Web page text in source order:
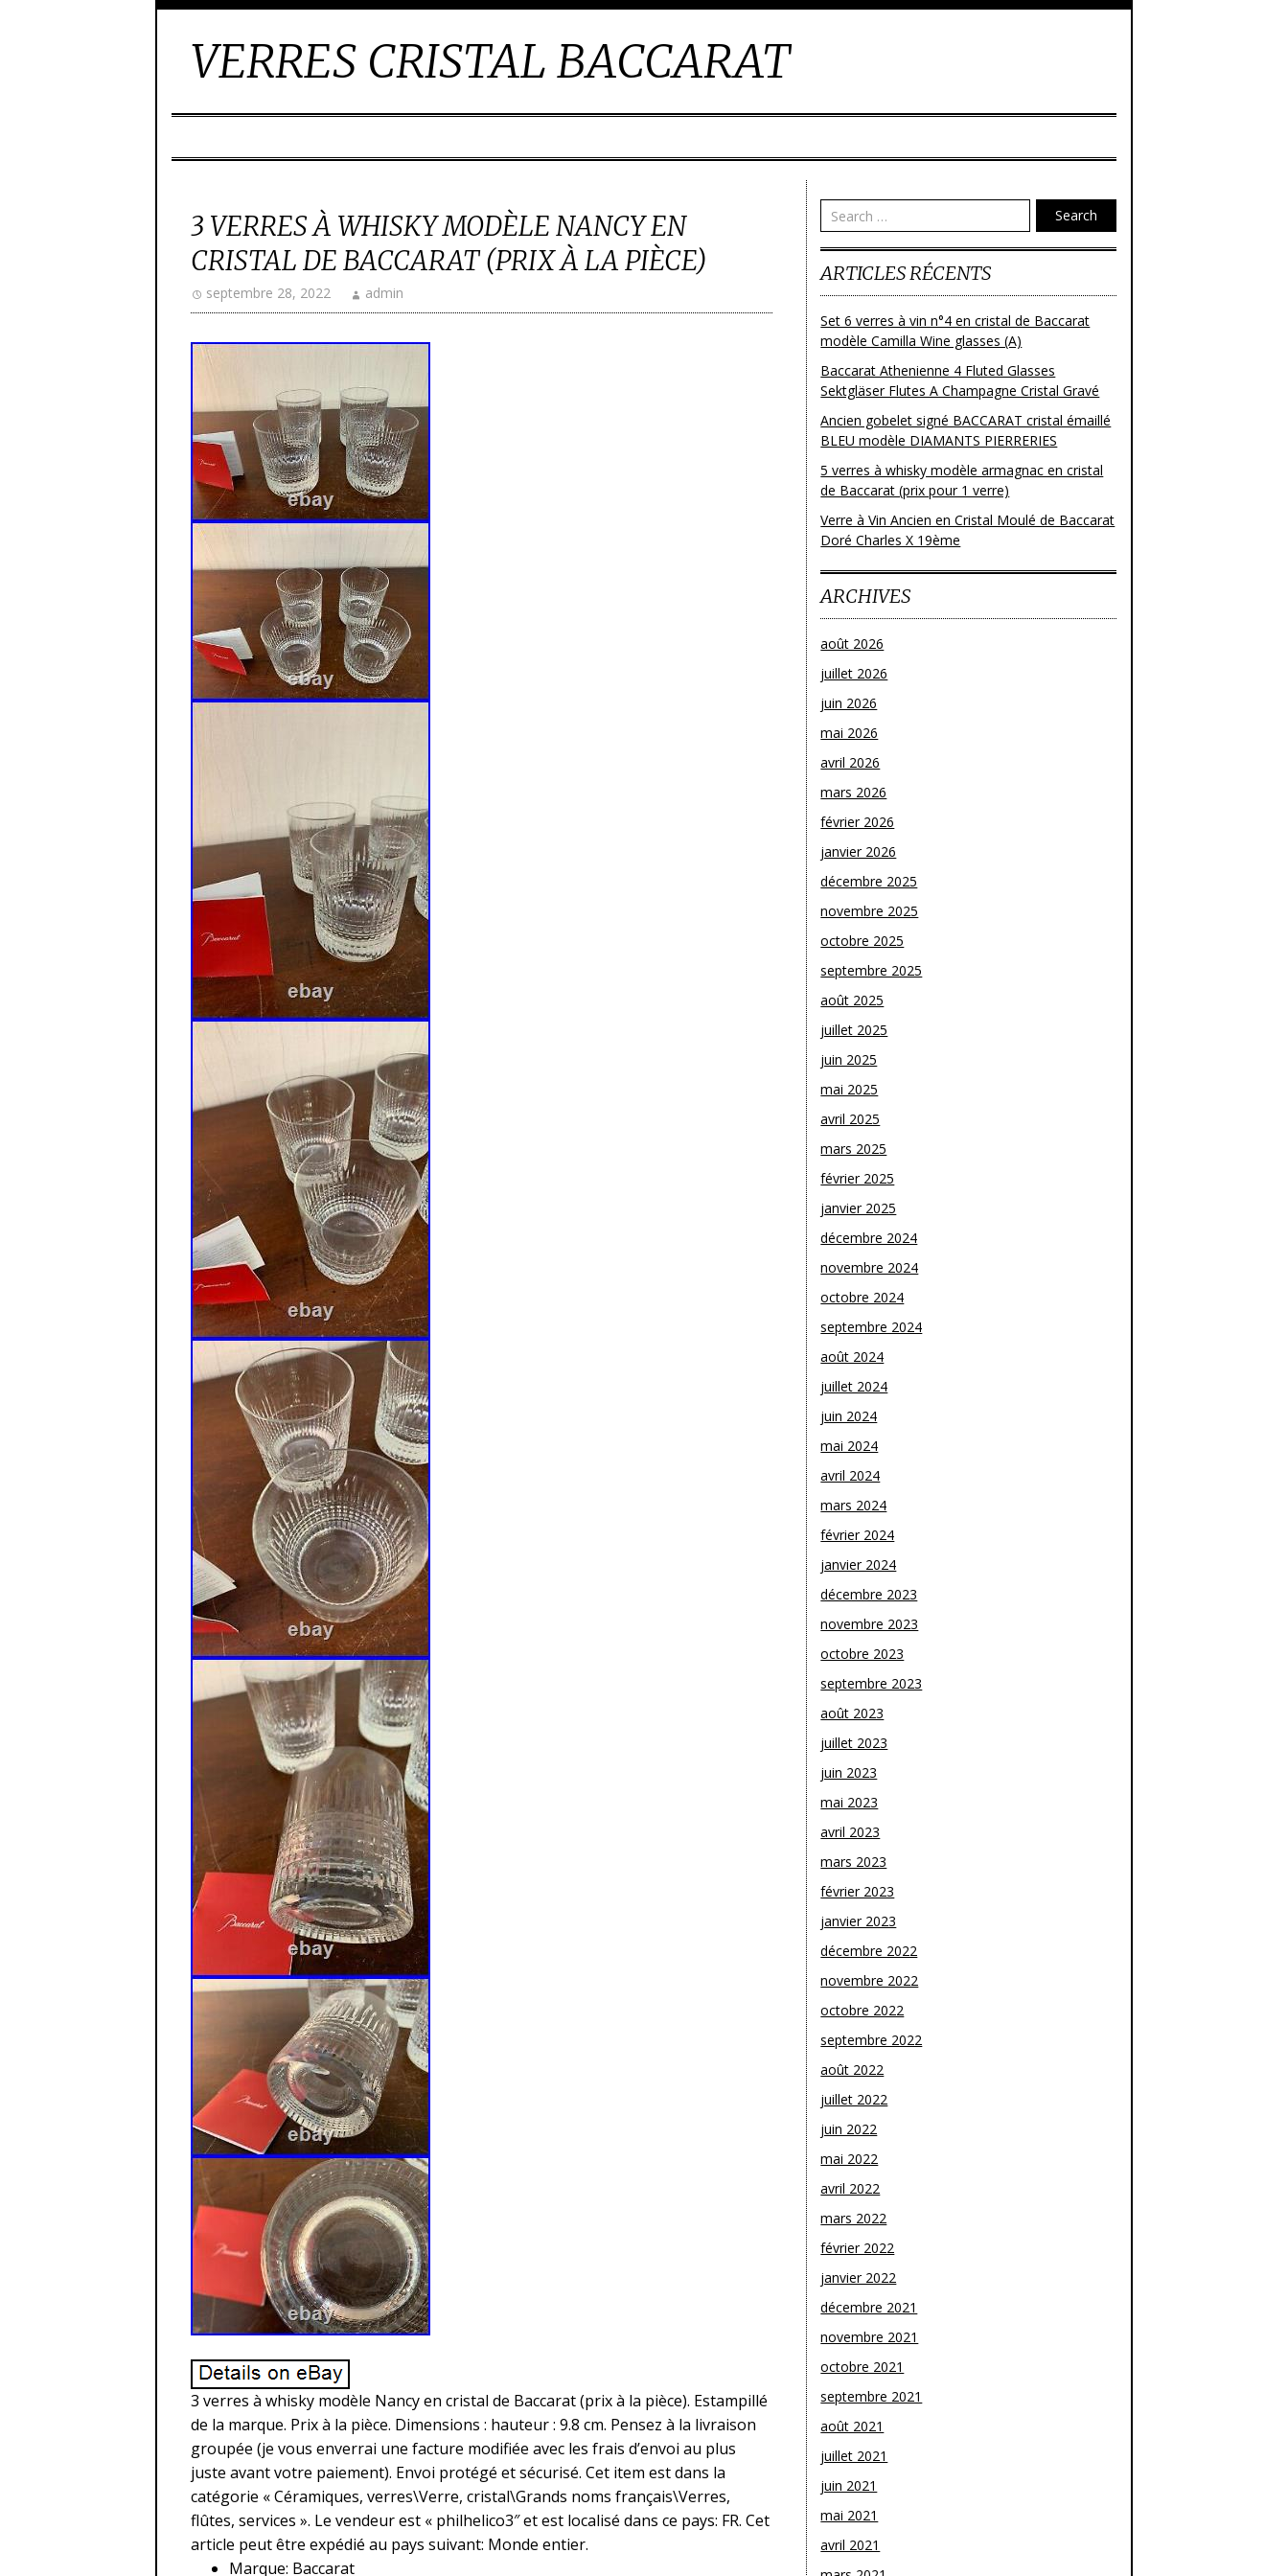
VERRES CRISTAL BACCARAT
3 VERRES À WHISKY MODÈLE NANCY EN
CRISTAL DE BACCARAT (PRIX À LA PIÈCE)
septembre 28, 2022 admin
3 verres à whisky modèle Nancy en cristal de Baccarat (prix à la pièce). Estampillé
de la marque. Prix à la pièce. Dimensions : hauteur : 9.8 cm. Pensez à la livraison
groupée (je vous enverrai une facture modifiée avec les frais d’envoi au plus
juste avant votre paiement). Envoi protégé et sécurisé. Cet item est dans la
catégorie « Céramiques, verres\Verre, cristal\Grands noms français\Verres,
flûtes, services ». Le vendeur est « philhelico3″ et est localisé dans ce pays: FR. Cet
article peut être expédié au pays suivant: Monde entier.
Marque: Baccarat
Search
ARTICLES RÉCENTS
Set 6 verres à vin n°4 en cristal de Baccarat
modèle Camilla Wine glasses (A)
Baccarat Athenienne 4 Fluted Glasses
Sektgläser Flutes A Champagne Cristal Gravé
Ancien gobelet signé BACCARAT cristal émaillé
BLEU modèle DIAMANTS PIERRERIES
5 verres à whisky modèle armagnac en cristal
de Baccarat (prix pour 1 verre)
Verre à Vin Ancien en Cristal Moulé de Baccarat
Doré Charles X 19ème
ARCHIVES
août 2026
juillet 2026
juin 2026
mai 2026
avril 2026
mars 2026
février 2026
janvier 2026
décembre 2025
novembre 2025
octobre 2025
septembre 2025
août 2025
juillet 2025
juin 2025
mai 2025
avril 2025
mars 2025
février 2025
janvier 2025
décembre 2024
novembre 2024
octobre 2024
septembre 2024
août 2024
juillet 2024
juin 2024
mai 2024
avril 2024
mars 2024
février 2024
janvier 2024
décembre 2023
novembre 2023
octobre 2023
septembre 2023
août 2023
juillet 2023
juin 2023
mai 2023
avril 2023
mars 2023
février 2023
janvier 2023
décembre 2022
novembre 2022
octobre 2022
septembre 2022
août 2022
juillet 2022
juin 2022
mai 2022
avril 2022
mars 2022
février 2022
janvier 2022
décembre 2021
novembre 2021
octobre 2021
septembre 2021
août 2021
juillet 2021
juin 2021
mai 2021
avril 2021